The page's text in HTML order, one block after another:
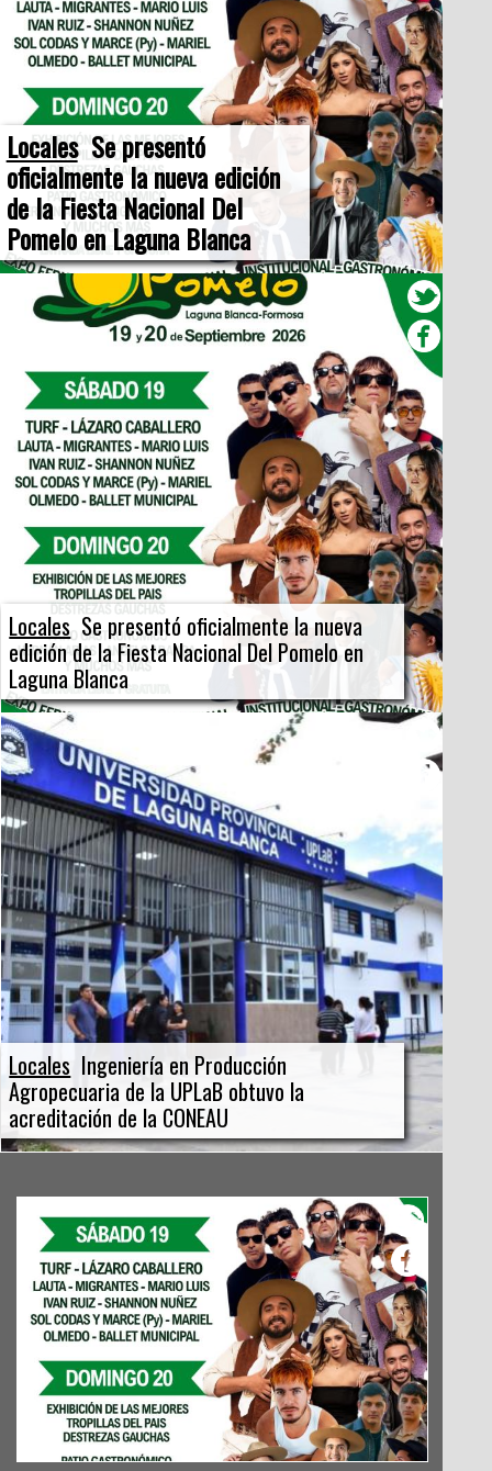
LocalesSe presentó
oficialmente la nueva edición
de la Fiesta Nacional Del
Pomelo en Laguna Blanca
LocalesSe presentó oficialmente la nueva
edición de la Fiesta Nacional Del Pomelo en
Laguna Blanca
Locales Ingeniería en Producción
Agropecuaria de la UPLaB obtuvo la
acreditación de la CONEAU